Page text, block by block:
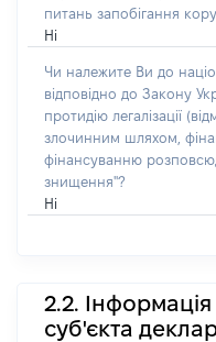
питань запобігання
Ні
Чи належите Ви до
відповідно до Закону
протидію легалізації
злочинним шляхом,
фінансуванню
знищення"?
Ні
2.2. Інформація
суб'єкта